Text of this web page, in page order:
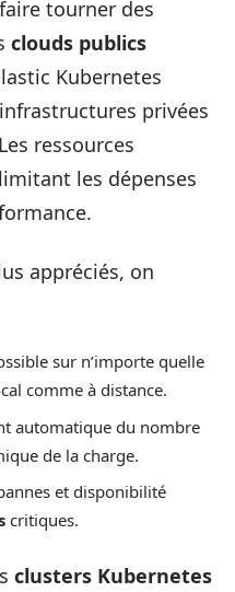
tourner des
clouds publics
Kubernetes
privées
ressources
les dépenses
appréciés, on
sur n’importe quelle
comme à distance.
automatique du nombre
de la charge.
et disponibilité
critiques.
clusters Kubernetes